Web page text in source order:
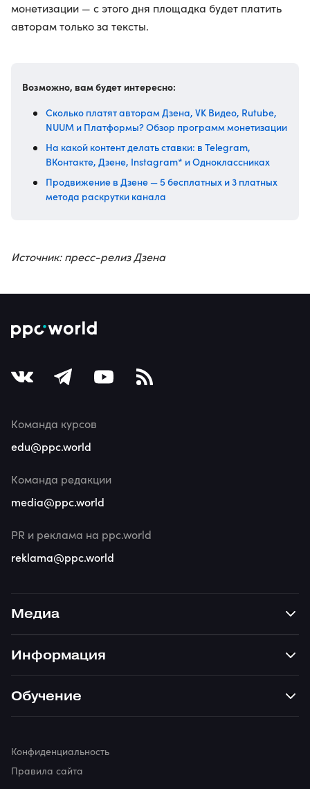
монетизации — с этого дня площадка будет платить
авторам только за тексты.
Возможно, вам будет интересно:
Сколько платят авторам Дзена, VK Видео, Rutube,
NUUM и Платформы? Обзор программ монетизации
На какой контент делать ставки: в Telegram,
ВКонтакте, Дзене, Instagram* и Одноклассниках
Продвижение в Дзене — 5 бесплатных и 3 платных
метода раскрутки канала
Источник: пресс-релиз Дзена
Медиа
Информация
Обучение
Команда курсов
edu@ppc.world
Команда редакции
media@ppc.world
PR и реклама на ppc.world
reklama@ppc.world
Конфиденциальность
Правила сайта